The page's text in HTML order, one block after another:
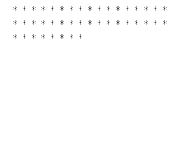
＊＊＊＊＊＊＊＊＊＊＊＊＊＊＊＊＊
＊＊＊＊＊＊＊＊＊＊＊＊＊＊＊＊＊
＊＊＊＊＊＊＊＊